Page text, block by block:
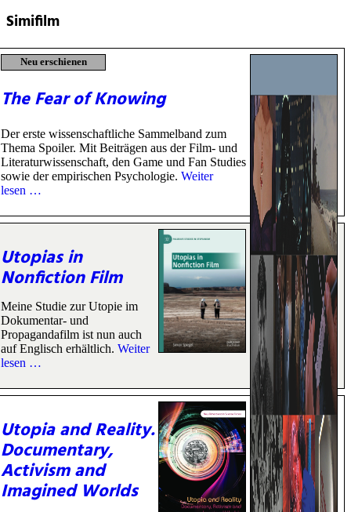
Simifilm
Neu erschienen
The Fear of Knowing
Der erste wissenschaftliche Sammelband zum
Thema Spoiler. Mit Beiträgen aus der Film- und
Literaturwissenschaft, den Game und Fan Studies
sowie der empirischen Psychologie. Weiter
lesen …
Utopias in
Nonfiction Film
Meine Studie zur Utopie im
Dokumentar- und
Propagandafilm ist nun auch
auf Englisch erhältlich. Weiter
lesen …
Utopia and Reality.
Documentary,
Activism and
Imagined Worlds